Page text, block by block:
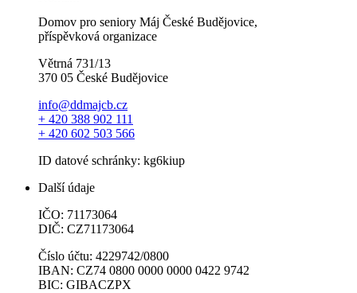
Domov pro seniory Máj České Budějovice,
příspěvková organizace
Větrná 731/13
370 05 České Budějovice
info@ddmajcb.cz
+ 420 388 902 111
+ 420 602 503 566
ID datové schránky: kg6kiup
Další údaje
IČO: 71173064
DIČ: CZ71173064
Číslo účtu: 4229742/0800
IBAN: CZ74 0800 0000 0000 0422 9742
BIC: GIBACZPX